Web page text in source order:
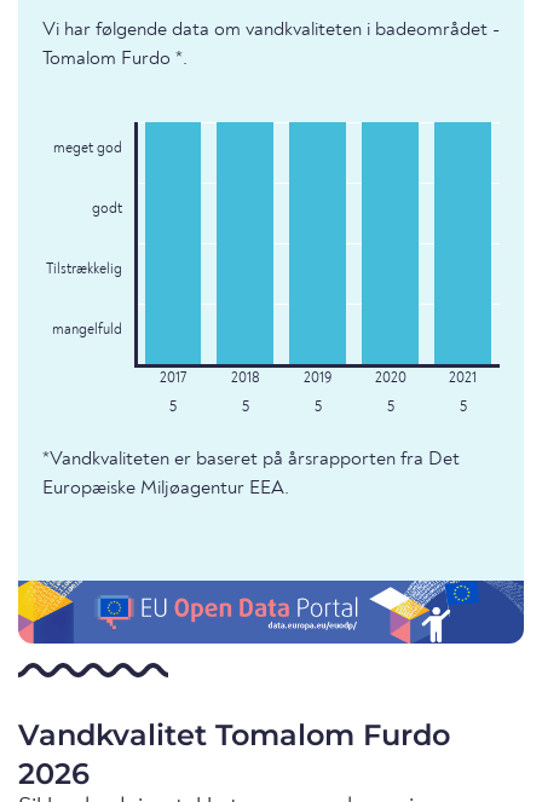
Vi har følgende data om vandkvaliteten i badeområdet -
Tomalom Furdo *.
meget god
godt
Tilstrækkelig
mangelfuld
5 5 5 5 5
*Vandkvaliteten er baseret på årsrapporten fra Det
Europæiske Miljøagentur EEA.
Vandkvalitet Tomalom Furdo
2026